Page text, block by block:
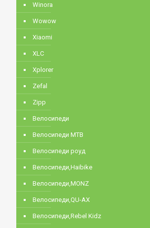
Winora
Wowow
Xiaomi
XLC
Xplorer
Zefal
Zipp
Велосипеди
Велосипеди MTB
Велосипеди роуд
Велосипеди,Haibike
Велосипеди,MONZ
Велосипеди,QU-AX
Велосипеди,Rebel Kidz